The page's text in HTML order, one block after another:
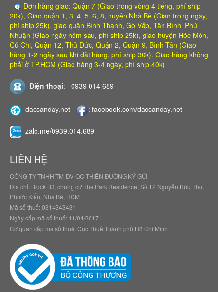
Đơn hàng giao: Quận 7 (Giao trong vòng 4 tiếng, phí ship
20k), Giao quận 1, 3, 4, 5, 6, 8, huyện Nhà Bè (Giao trong ngày,
phí ship 25k), giao quận Bình Thạnh, Gò Vấp, Tân Bình, Phú
Nhuận (Giao ngày hôm sau, phí ship 25k), giao huyện Hóc Môn,
Củ Chi, Quận 12, Thủ Đức, Quận 2, Quận 9, Bình Tân (Giao
hàng 1-2 ngày sau khi đặt hàng, phí ship 30k). Giao hàng không
phải ở TP.HCM (Giao hàng 3-4 ngày, phí ship 40k)
Điện thoại: 0939 014 689
dacsanday.net - : facebook.com/dacsanday.net
zalo.me/0939.014.689
LIÊN HỆ
CÔNG TY TNHH TM-DV-QC THIÊN ĐƯỜNG KÝ GỬI
Địa chỉ: Block B3, chung cư The Park Residence, Số 12 Nguyễn Hữu Thọ,
Phước Kiển, Nhà Bè, HCM
Mã số thuế: 0314343431
Ngày cấp mã số thuế: 11/04/2017
Cơ quan cấp mã số thuế: Cục Thuế Thành phố Hồ Chí Minh